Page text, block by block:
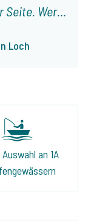
Seite. Wer
The Carp
Loch
an 1A